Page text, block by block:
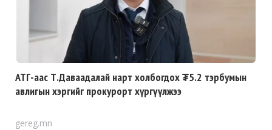
АТГ-аас Т.Даваадалай нарт холбогдох ₮5.2 тэрбумын
авлигын хэргийг прокурорт хүргүүлжээ
gereg.mn